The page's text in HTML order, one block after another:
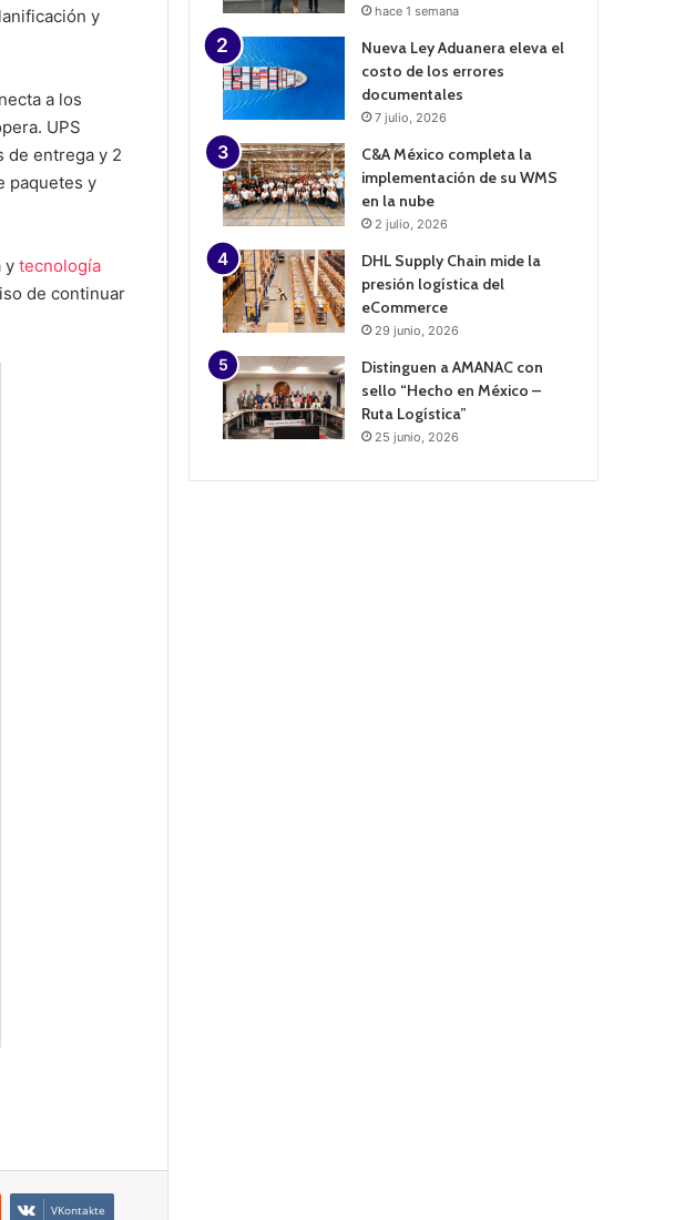
y
a los
UPS
de entrega y 2
paquetes y
y tecnología
de continuar
VKontakte
hace 1 semana
Nueva Ley Aduanera eleva el
costo de los errores
documentales
7 julio, 2026
C&A México completa la
implementación de su WMS
en la nube
2 julio, 2026
DHL Supply Chain mide la
presión logística del
eCommerce
29 junio, 2026
Distinguen a AMANAC con
sello “Hecho en México –
Ruta Logística”
25 junio, 2026